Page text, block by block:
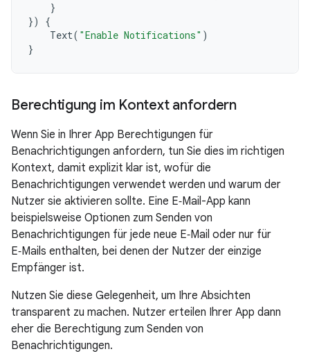
}
})
{
Text( "Enable Notifications" )
}
Berechtigung im Kontext anfordern
Wenn Sie in Ihrer App Berechtigungen für
Benachrichtigungen anfordern, tun Sie dies im richtigen
Kontext, damit explizit klar ist, wofür die
Benachrichtigungen verwendet werden und warum der
Nutzer sie aktivieren sollte. Eine E‑Mail-App kann
beispielsweise Optionen zum Senden von
Benachrichtigungen für jede neue E‑Mail oder nur für
E‑Mails enthalten, bei denen der Nutzer der einzige
Empfänger ist.
Nutzen Sie diese Gelegenheit, um Ihre Absichten
transparent zu machen. Nutzer erteilen Ihrer App dann
eher die Berechtigung zum Senden von
Benachrichtigungen.